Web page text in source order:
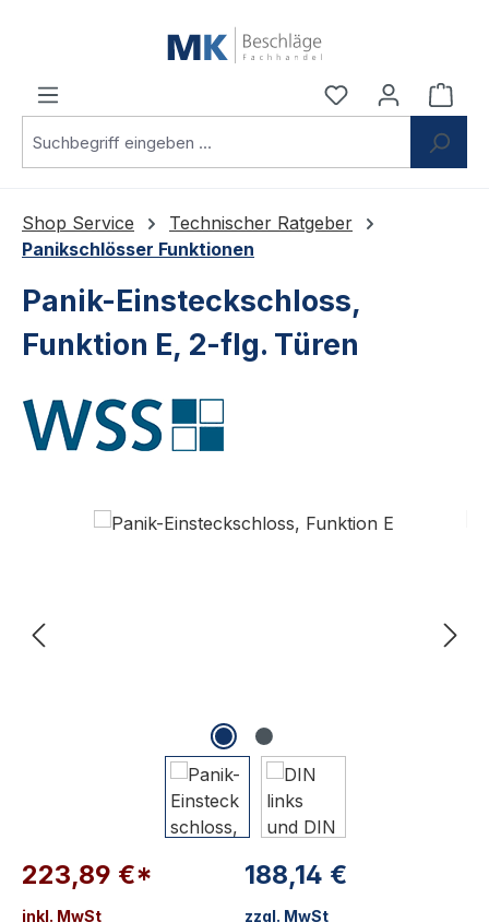
Du hast 0
Shop Service
Technischer Ratgeber
Panikschlösser Funktionen
Panik-Einsteckschloss,
Funktion E, 2-flg. Türen
223,89 €*
inkl. MwSt
188,14 €
zzgl. MwSt